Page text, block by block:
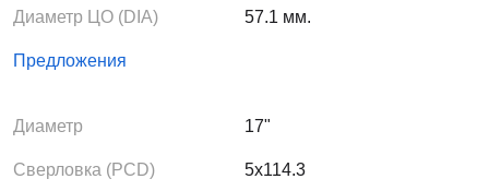
Диаметр ЦО (DIA) 57.1 мм.
Предложения
Диаметр 17"
Сверловка (PCD) 5x114.3